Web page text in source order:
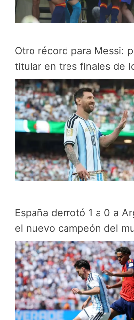
Otro récord para Messi:
titular en tres finales de
España derrotó 1 a 0 a
el nuevo campeón del